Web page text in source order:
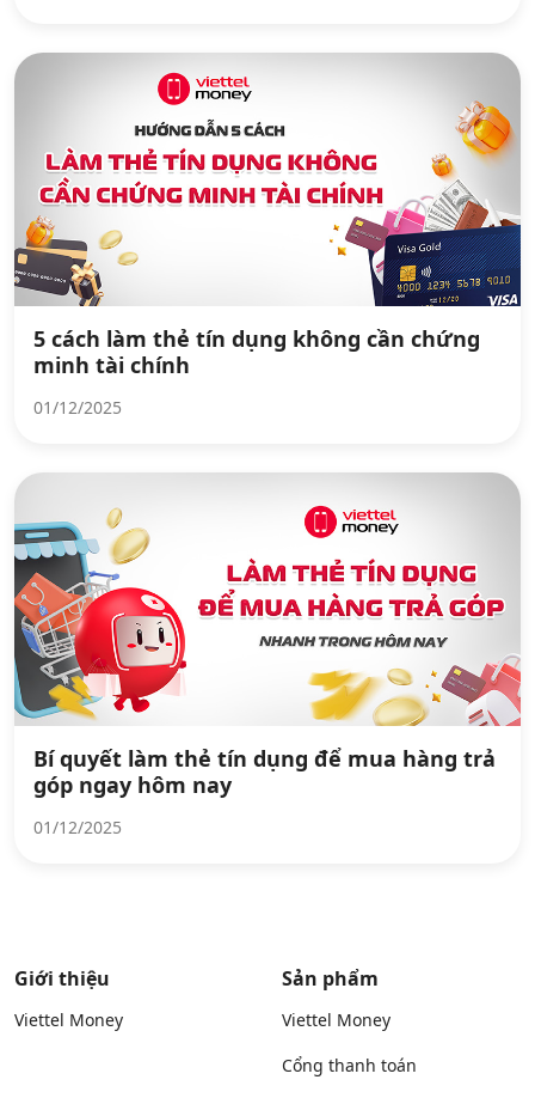
5 cách làm thẻ tín dụng không cần chứng
minh tài chính
01/12/2025
Bí quyết làm thẻ tín dụng để mua hàng trả
góp ngay hôm nay
01/12/2025
Giới thiệu
Viettel Money
Sản phẩm
Viettel Money
Cổng thanh toán